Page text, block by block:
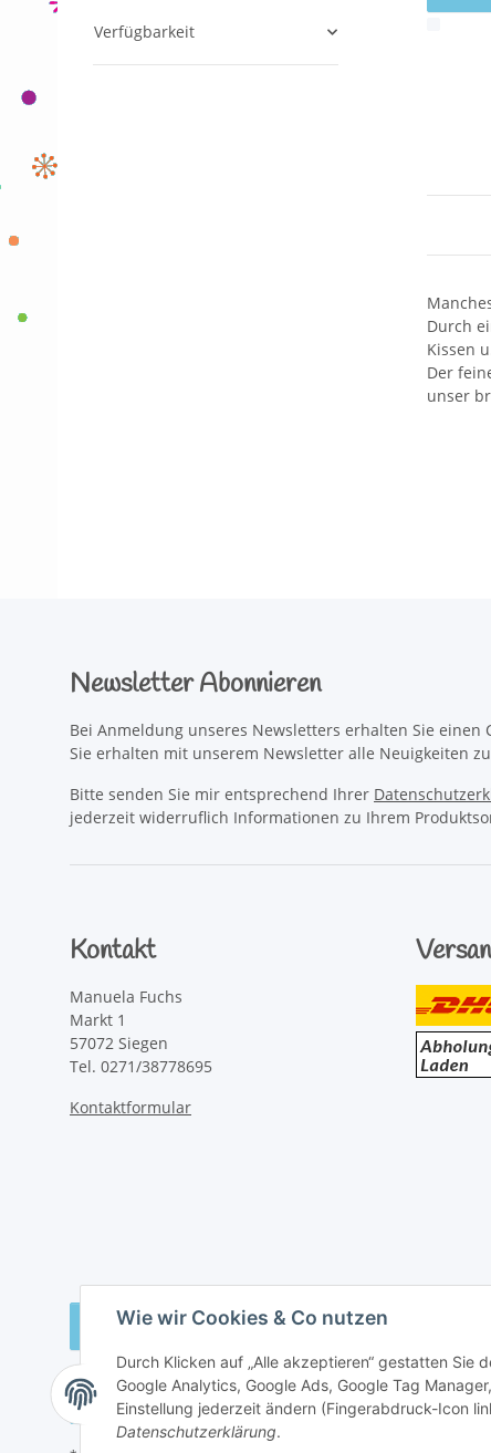
Wie wir Cookies & Co nutzen
Durch Klicken auf „Alle akzeptieren“ gestatten Sie
Google Analytics, Google Ads, Google Tag
Einstellung jederzeit ändern (Fingerabdruck-Icon
Datenschutzerklärung.
Durch
Kissen
Der
unser
Verfügbarkeit
Newsletter Abonnieren
Bei Anmeldung unseres Newsletters erhalten Sie
Sie erhalten mit unserem Newsletter alle Neuigkeiten
Bitte senden Sie mir entsprechend Ihrer
jederzeit widerruflich Informationen zu Ihrem
Kontakt
Manuela Fuchs
Markt 1
57072 Siegen
Tel. 0271/38778695
Kontaktformular
Vertrag widerrufen